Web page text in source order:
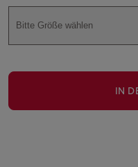
Bitte Größe wählen
IN